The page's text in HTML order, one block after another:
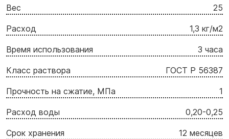
Вес 25
Расход 1,3 кг/м2
Время использования 3 часа
Класс раствора ГОСТ Р 56387
Прочность на сжатие, МПа 1
Расход воды 0,20-0,25
Срок хранения 12 месяцев